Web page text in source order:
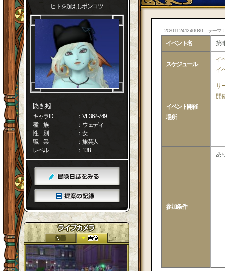
ヒトを超えしポンコツ
[あきあ]
キャラID
： VE362-749
種 族
： ウェディ
性 別
： 女
職 業
： 旅芸人
レベル
： 138
2020-11-24 12:40:03.0 テーマ
イベント名 第
スケジュール
イ
イ
イベント開催
場所
サ
開
参加条件
あ